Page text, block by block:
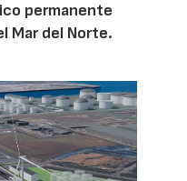
permanente
Mar del Norte.